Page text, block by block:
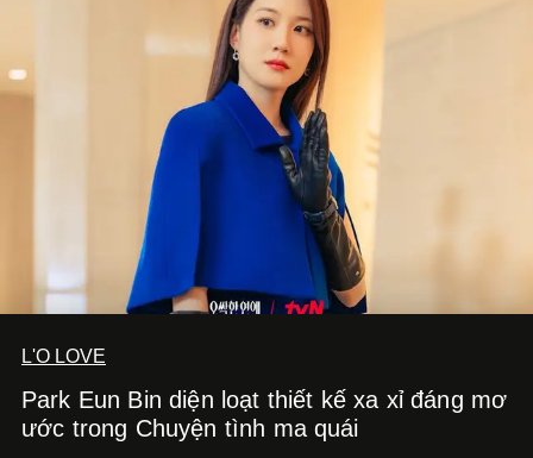
L'O LOVE
Park Eun Bin diện loạt thiết kế xa xỉ đáng mơ
ước trong Chuyện tình ma quái